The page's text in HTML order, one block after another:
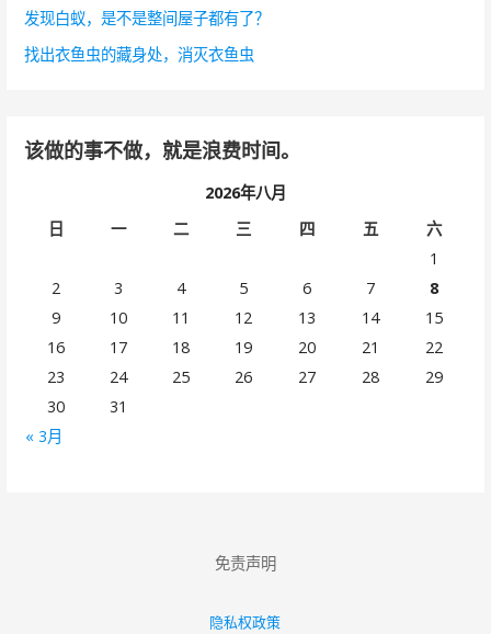
发现白蚁，是不是整间屋子都有了？
找出衣鱼虫的藏身处，消灭衣鱼虫
该做的事不做，就是浪费时间。
2026年八月
日
一 二 三 四 五 六
« 3月
1
2
3 4 5 6 7
8
9
10 11 12 13 14
15
16
17 18 19 20 21
22
23
24 25 26 27 28
29
30
31
免责声明
隐私权政策